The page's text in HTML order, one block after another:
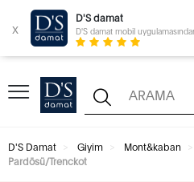
x
D'S damat
D'S damat mobil
D'S Damat Giyim Mont&kaban
Pardösü/Trenckot